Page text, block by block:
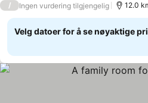
/ Ingen vurdering tilgjengelig 12.0
Velg datoer for å se nøyaktige